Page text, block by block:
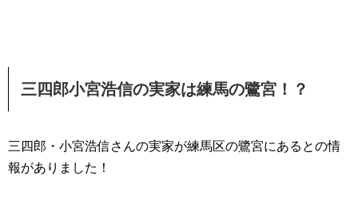
三四郎小宮浩信の実家は練馬の鷺宮！？
三四郎・小宮浩信さんの実家が練馬区の鷺宮にあるとの情
報がありました！